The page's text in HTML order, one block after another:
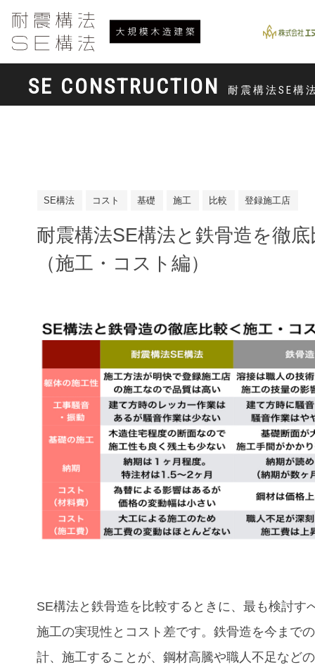
SE CONSTRUCTION 耐震構法SE構
SE構法 コスト 基礎 施工 比較 登録施工店
耐震構法SE構法と鉄骨造を徹底
（施工・コスト編）
SE構法と鉄骨造を比較するときに、最も検討す
施工の実現性とコスト差です。鉄骨造を今まで
計、施工することが、鋼材高騰や職人不足など